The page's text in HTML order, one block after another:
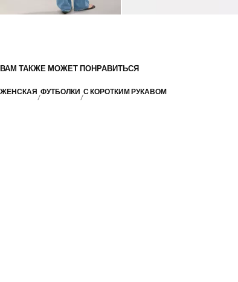
ВАМ ТАКЖЕ МОЖЕТ ПОНРАВИТЬСЯ
ЖЕНСКАЯ ФУТБОЛКИ С КОРОТКИМ РУКАВОМ